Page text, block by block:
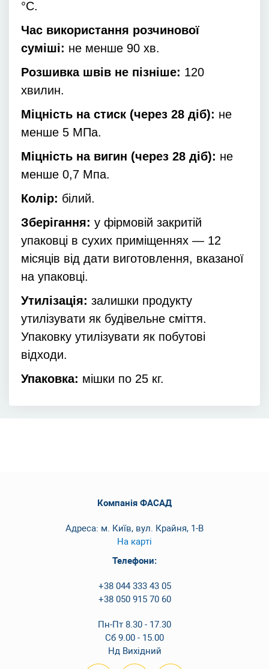
°C.
Час використання розчинової
суміші: не менше 90 хв.
Розшивка швів не пізніше: 120
хвилин.
Міцність на стиск (через 28 діб): не
менше 5 МПа.
Міцність на вигин (через 28 діб): не
менше 0,7 Мпа.
Колір: білий.
Зберігання: у фірмовій закритій
упаковці в сухих приміщеннях — 12
місяців від дати виготовлення, вказаної
на упаковці.
Утилізація: залишки продукту
утилізувати як будівельне сміття.
Упаковку утилізувати як побутові
відходи.
Упаковка: мішки по 25 кг.
Компанія ФАСАД
Адреса: м. Київ, вул. Крайня, 1-В
На карті
Телефони:
+38 044 333 43 05
+38 050 915 70 60
Пн-Пт 8.30 - 17.30
Сб 9.00 - 15.00
Нд Вихідний